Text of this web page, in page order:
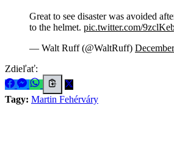
Great to see disaster was avoided
to the helmet. pic.twitter.com/
— Walt Ruff (@WaltRuff)
Zdieľať:
Tagy: Martin Fehérváry